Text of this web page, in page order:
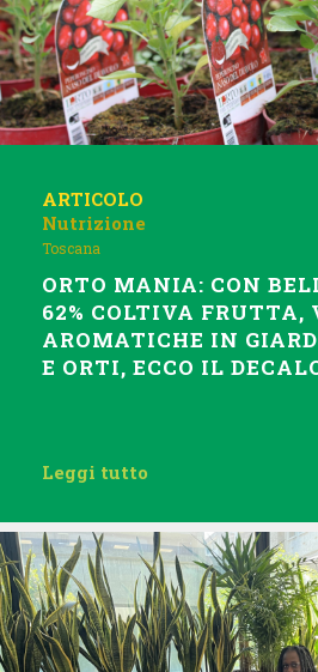
ARTICOLO
Nutrizione
Toscana
ORTO MANIA: CON
62% COLTIVA FRUTTA,
AROMATICHE IN
E ORTI, ECCO IL
Leggi tutto